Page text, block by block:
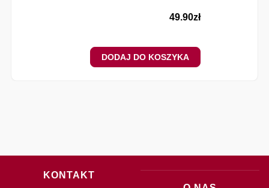
49.90zł
DODAJ DO KOSZYKA
KONTAKT